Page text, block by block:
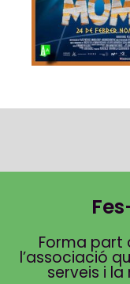
Forma part
l’associació
serveis i